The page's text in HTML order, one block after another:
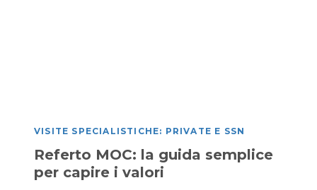
VISITE SPECIALISTICHE: PRIVATE E SSN
Referto MOC: la guida semplice
per capire i valori